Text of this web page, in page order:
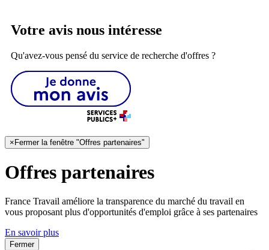
Votre avis nous intéresse
Qu'avez-vous pensé du service de recherche d'offres ?
×Fermer la fenêtre "Offres partenaires"
Offres partenaires
France Travail améliore la transparence du marché du travail en
vous proposant plus d'opportunités d'emploi grâce à ses partenaires
En savoir plus
Fermer